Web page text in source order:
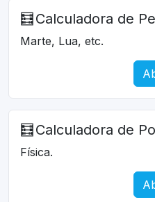
🧮 Calculadora de
Marte, Lua, etc.
🧮 Calculadora de
Física.